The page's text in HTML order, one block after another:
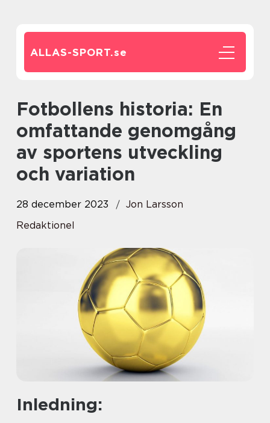
ALLAS-SPORT.se
Fotbollens historia: En
omfattande genomgång
av sportens utveckling
och variation
28 december 2023
Jon Larsson
Redaktionel
Inledning: